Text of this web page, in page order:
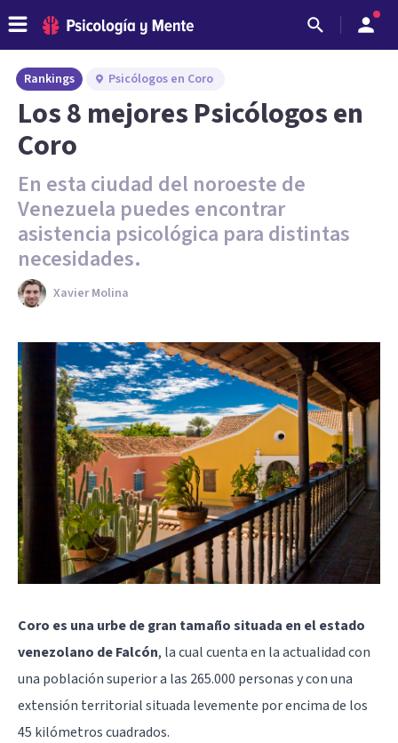
Rankings Psicólogos en Coro
Los 8 mejores Psicólogos en
Coro
En esta ciudad del noroeste de
Venezuela puedes encontrar
asistencia psicológica para distintas
necesidades.
Xavier Molina
Coro es una urbe de gran tamaño situada en el estado
venezolano de Falcón, la cual cuenta en la actualidad con
una población superior a las 265.000 personas y con una
extensión territorial situada levemente por encima de los
45 kilómetros cuadrados.